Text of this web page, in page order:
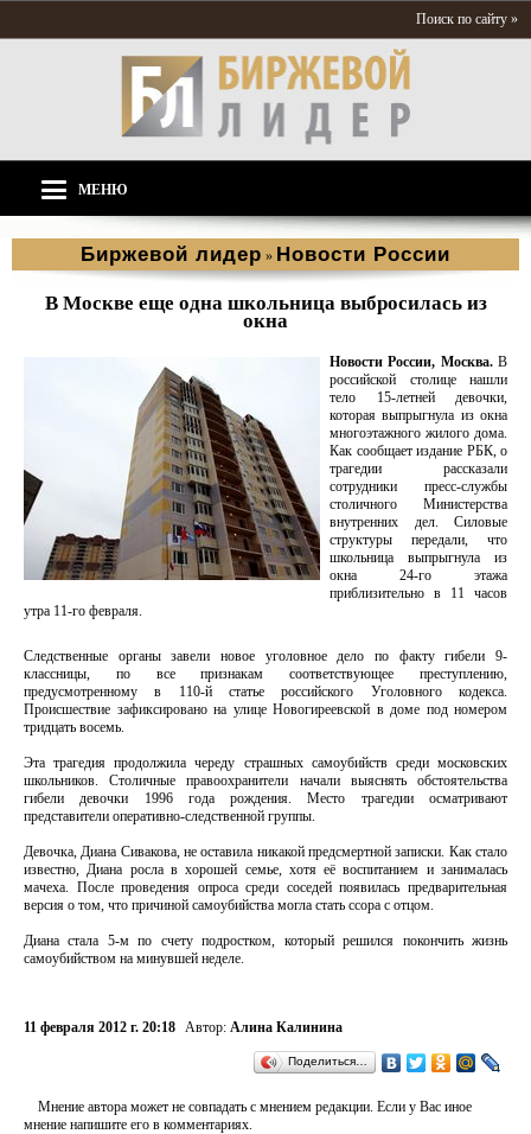
Поиск по сайту »
МЕНЮ
Биржевой лидер » Новости России
В Москве еще одна школьница выбросилась из
окна
Новости России, Москва.В
российской столице нашли
тело 15-летней девочки,
которая выпрыгнула из окна
многоэтажного жилого дома.
Как сообщает издание РБК, о
трагедии рассказали
сотрудники пресс-службы
столичного Министерства
внутренних дел. Силовые
структуры передали, что
школьница выпрыгнула из
окна 24-го этажа
приблизительно в 11 часов
утра 11-го февраля.
Следственные органы завели новое уголовное дело по факту гибели 9-
классницы, по все признакам соответствующее преступлению,
предусмотренному в 110-й статье российского Уголовного кодекса.
Происшествие зафиксировано на улице Новогиреевской в доме под номером
тридцать восемь.
Эта трагедия продолжила череду страшных самоубийств среди московских
школьников. Столичные правоохранители начали выяснять обстоятельства
гибели девочки 1996 года рождения. Место трагедии осматривают
представители оперативно-следственной группы.
Девочка, Диана Сивакова, не оставила никакой предсмертной записки. Как стало
известно, Диана росла в хорошей семье, хотя её воспитанием и занималась
мачеха. После проведения опроса среди соседей появилась предварительная
версия о том, что причиной самоубийства могла стать ссора с отцом.
Диана стала 5-м по счету подростком, который решился покончить жизнь
самоубийством на минувшей неделе.
11 февраля 2012 г. 20:18 Автор: Алина Калинина
Поделиться…
Мнение автора может не совпадать с мнением редакции. Если у Вас иное
мнение напишите его в комментариях.